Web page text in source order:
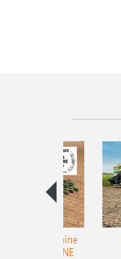
monograine
TCC AMAZONE